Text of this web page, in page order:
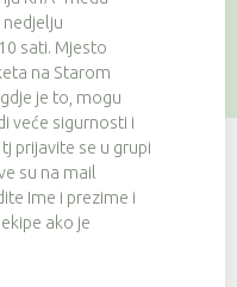
sati. Mjesto
na Starom
je to, mogu
veće sigurnosti i
prijavite se u grupi
su na mail
Ime i prezime i
ako je